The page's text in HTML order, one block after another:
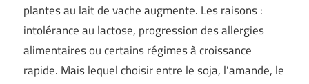
plantes au lait de vache augmente. Les raisons :
intolérance au lactose, progression des allergies
alimentaires ou certains régimes à croissance
rapide. Mais lequel choisir entre le soja, l’amande, le